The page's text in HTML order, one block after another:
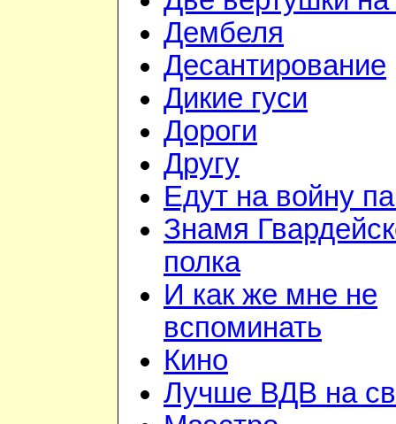
Дембеля
Десантирование
Дикие гуси
Дороги
Другу
Едут на войну
Знамя
полка
И как же мне не
вспоминать
Кино
Лучше ВДВ на